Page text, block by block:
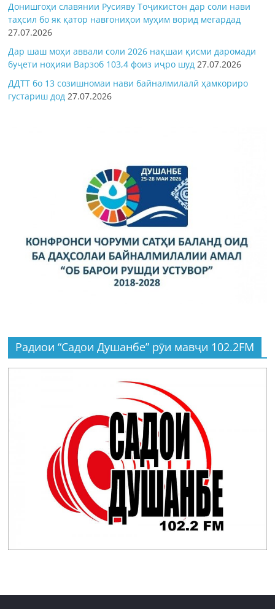
Донишгоҳи славянии Русияву Тоҷикистон дар соли нави
таҳсил бо як қатор навгониҳои муҳим ворид мегардад
27.07.2026
Дар шаш моҳи аввали соли 2026 нақшаи қисми даромади
буҷети ноҳияи Варзоб 103,4 фоиз иҷро шуд 27.07.2026
ДДТТ бо 13 созишномаи нави байналмилалӣ ҳамкориро
густариш дод 27.07.2026
Радиои “Садои Душанбе” рӯи мавҷи 102.2FM